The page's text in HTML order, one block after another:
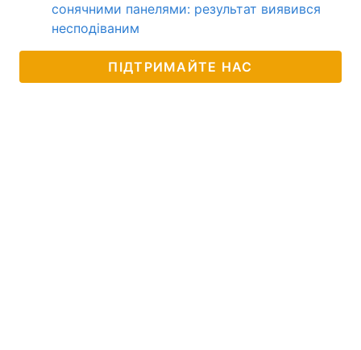
сонячними панелями: результат виявився
несподіваним
ПІДТРИМАЙТЕ НАС